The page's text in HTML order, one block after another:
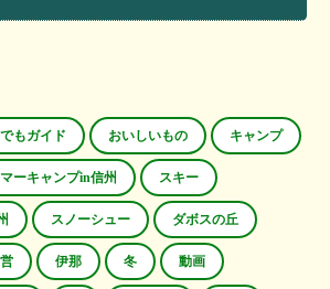
もガイド おいしいもの キャンプ
ーキャンプin信州 スキー
スノーシュー ダボスの丘
伊那 冬 動画